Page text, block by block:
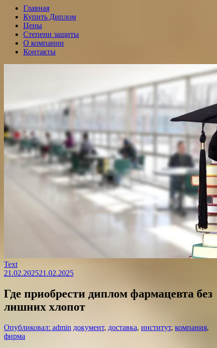
Главная
Купить Диплом
Цены
Степени защиты
О компании
Контакты
Text
21.02.202521.02.2025
Где приобрести диплом фармацевта без
лишних хлопот
Опубликовал: admin документ, доставка, институт, компания,
фирма